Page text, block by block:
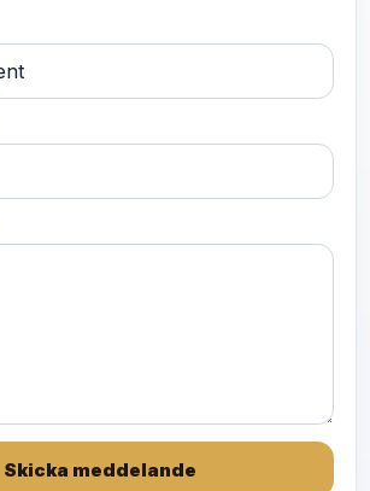
Skicka meddelande